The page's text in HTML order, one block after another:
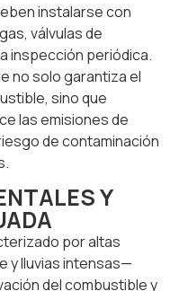
instalarse con
válvulas de
inspección periódica.
no solo garantiza el
sino que
las emisiones de
de contaminación
Y
por altas
y lluvias intensas—
del combustible y